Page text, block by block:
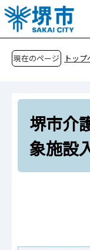
こ
の
ペ
現在のページ トッ
申請
目的
堺市
絡票
堺市介
象施設